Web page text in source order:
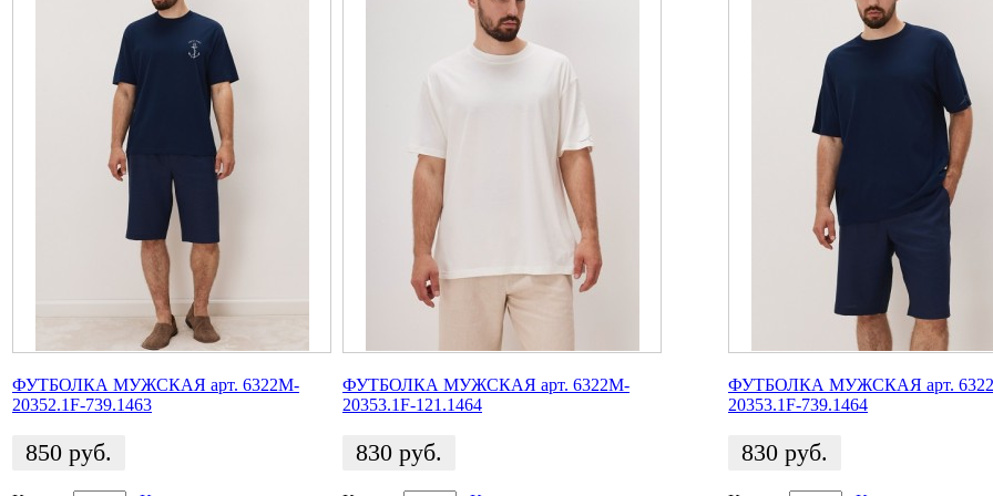
ФУТБОЛКА МУЖСКАЯ арт. 6322M-
20352.1F-739.1463
850 руб.
ФУТБОЛКА МУЖСКАЯ арт. 6322M-
20353.1F-121.1464
830 руб.
ФУТБОЛКА МУЖСКАЯ арт.
20353.1F-739.1464
830 руб.